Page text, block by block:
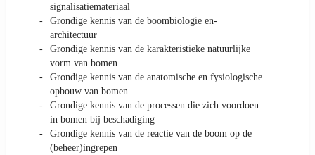
signalisatiemateriaal
Grondige kennis van de boombiologie en-
architectuur
Grondige kennis van de karakteristieke natuurlijke
vorm van bomen
Grondige kennis van de anatomische en fysiologische
opbouw van bomen
Grondige kennis van de processen die zich voordoen
in bomen bij beschadiging
Grondige kennis van de reactie van de boom op de
(beheer)ingrepen